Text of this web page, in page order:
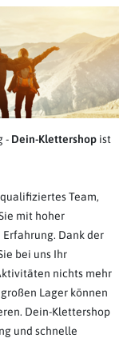
- Dein-Klettershop ist
Team,
mit hoher
Dank der
bei uns Ihr
nichts mehr
Lager können
Dein-Klettershop
und schnelle